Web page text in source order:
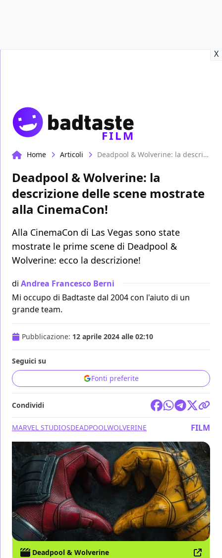
X
FILM
Home Articoli Deadpool & Wolverine: la descrizione delle scene mostrate alla CinemaCon!
Deadpool & Wolverine: la
descrizione delle scene mostrate
alla CinemaCon!
Alla CinemaCon di Las Vegas sono state
mostrate le prime scene di Deadpool &
Wolverine: ecco la descrizione!
di Andrea Francesco Berni
Mi occupo di Badtaste dal 2004 con l'aiuto di un
grande team.
Pubblicazione: 12 aprile 2024 alle 02:10
Seguici su
Fonti preferite
Condividi
MARVEL STUDIOSDEADPOOLWOLVERINE FILM
Deadpool & Wolverine